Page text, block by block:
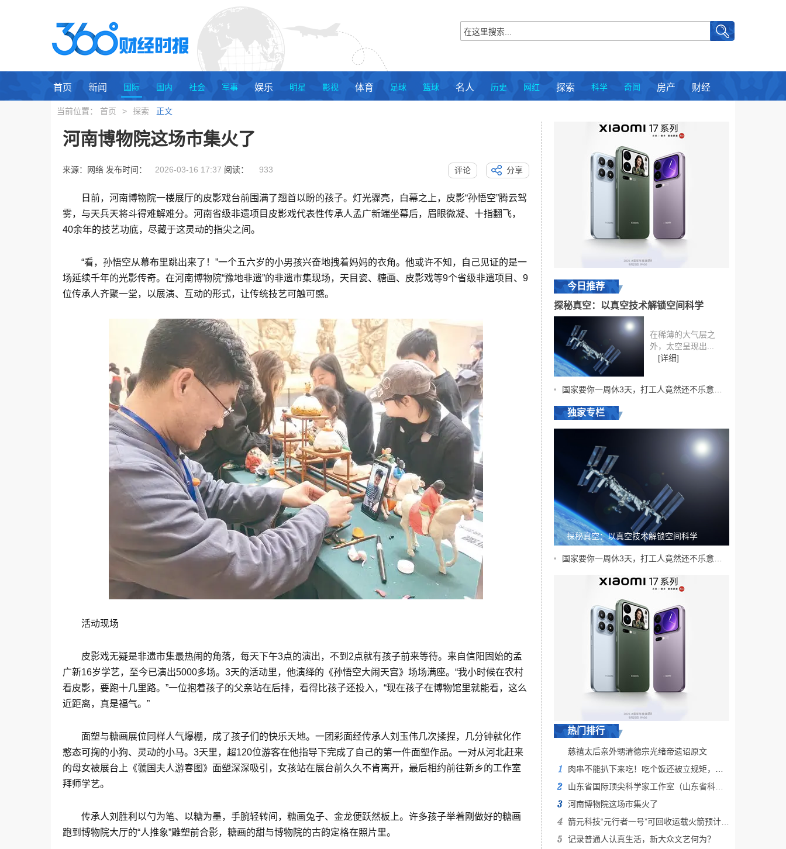
首页 新闻 国际 国内 社会 军事 娱乐 明星 影视 体育 足球 篮球 名人 历史 网红 探索 科学 奇闻 房产 财经
当前位置： 首页 > 探索 正文
河南博物院这场市集火了
来源：网络 发布时间： 2026-03-16 17:37 阅读： 933 评论 分享
日前，河南博物院一楼展厅的皮影戏台前围满了翘首以盼的孩子。灯光骤亮，白幕之上，皮影“孙悟空”腾云驾
雾，与天兵天将斗得难解难分。河南省级非遗项目皮影戏代表性传承人孟广新端坐幕后，眉眼微凝、十指翻飞，
40余年的技艺功底，尽藏于这灵动的指尖之间。
“看，孙悟空从幕布里跳出来了！”一个五六岁的小男孩兴奋地拽着妈妈的衣角。他或许不知，自己见证的是一
场延续千年的光影传奇。在河南博物院“豫地非遗”的非遗市集现场，天目瓷、糖画、皮影戏等9个省级非遗项目、9
位传承人齐聚一堂，以展演、互动的形式，让传统技艺可触可感。
活动现场
皮影戏无疑是非遗市集最热闹的角落，每天下午3点的演出，不到2点就有孩子前来等待。来自信阳固始的孟
广新16岁学艺，至今已演出5000多场。3天的活动里，他演绎的《孙悟空大闹天宫》场场满座。“我小时候在农村
看皮影，要跑十几里路。”一位抱着孩子的父亲站在后排，看得比孩子还投入，“现在孩子在博物馆里就能看，这么
近距离，真是福气。”
面塑与糖画展位同样人气爆棚，成了孩子们的快乐天地。一团彩面经传承人刘玉伟几次揉捏，几分钟就化作
憨态可掬的小狗、灵动的小马。3天里，超120位游客在他指导下完成了自己的第一件面塑作品。一对从河北赶来
的母女被展台上《虢国夫人游春图》面塑深深吸引，女孩站在展台前久久不肯离开，最后相约前往新乡的工作室
拜师学艺。
传承人刘胜利以勺为笔、以糖为墨，手腕轻转间，糖画兔子、金龙便跃然板上。许多孩子举着刚做好的糖画
跑到博物院大厅的“人推象”雕塑前合影，糖画的甜与博物院的古韵定格在照片里。
今日推荐
探秘真空：以真空技术解锁空间科学
在稀薄的大气层之
外，太空呈现出...
[详细]
独家专栏
探秘真空：以真空技术解锁空间科学
热门排行
慈禧太后亲外甥清德宗光绪帝遗诏原文
肉串不能扒下来吃！吃个饭还被立规矩，日本“烧鸟仙人”爹味溢出
山东省国际顶尖科学家工作室（山东省科学院激光研究所克劳斯阿秒激光工作室）在济南正式启动
河南博物院这场市集火了
箭元科技“元行者一号”可回收运载火箭预计2026年底首飞
记录普通人认真生活，新大众文艺何为？